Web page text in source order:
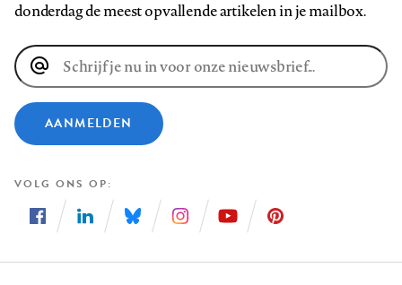
donderdag de meest opvallende artikelen in je mailbox.
E-
mailadres
AANMELDEN
VOLG ONS OP
ons
ons
ons
ons
ons
ons